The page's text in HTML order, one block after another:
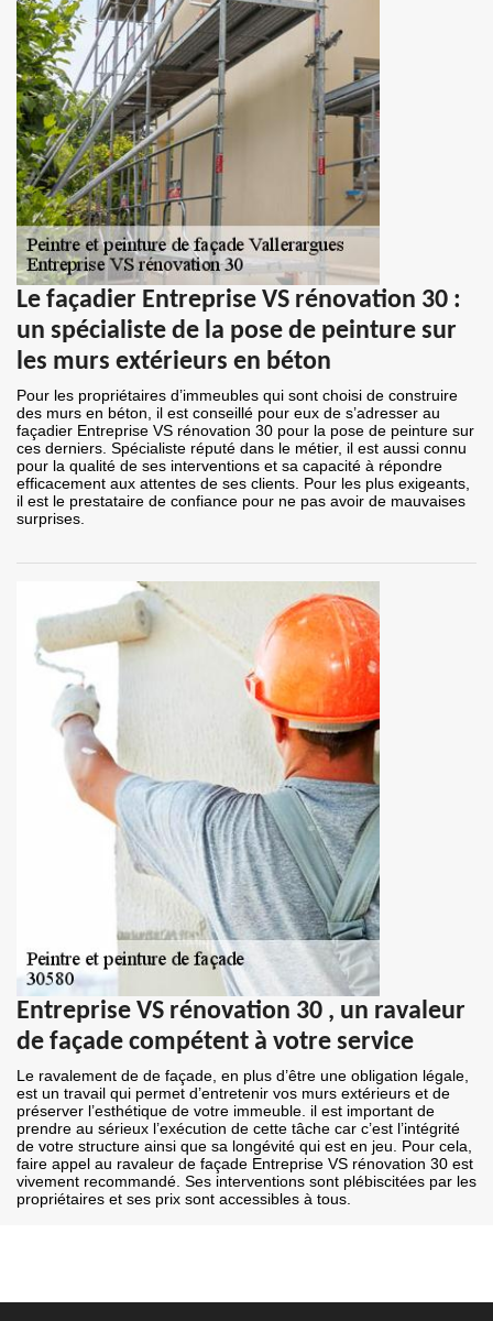
Le façadier Entreprise VS rénovation 30 :
un spécialiste de la pose de peinture sur
les murs extérieurs en béton
Pour les propriétaires d’immeubles qui sont choisi de construire
des murs en béton, il est conseillé pour eux de s’adresser au
façadier Entreprise VS rénovation 30 pour la pose de peinture sur
ces derniers. Spécialiste réputé dans le métier, il est aussi connu
pour la qualité de ses interventions et sa capacité à répondre
efficacement aux attentes de ses clients. Pour les plus exigeants,
il est le prestataire de confiance pour ne pas avoir de mauvaises
surprises.
Entreprise VS rénovation 30 , un ravaleur
de façade compétent à votre service
Le ravalement de de façade, en plus d’être une obligation légale,
est un travail qui permet d’entretenir vos murs extérieurs et de
préserver l’esthétique de votre immeuble. il est important de
prendre au sérieux l’exécution de cette tâche car c’est l’intégrité
de votre structure ainsi que sa longévité qui est en jeu. Pour cela,
faire appel au ravaleur de façade Entreprise VS rénovation 30 est
vivement recommandé. Ses interventions sont plébiscitées par les
propriétaires et ses prix sont accessibles à tous.